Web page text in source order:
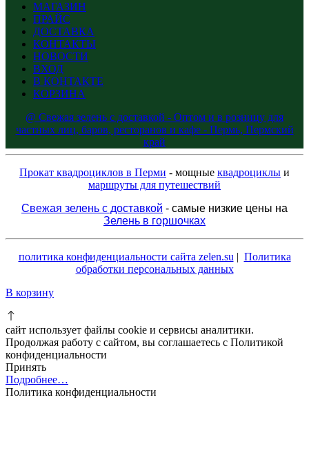
МАГАЗИН
ПРАЙС
ДОСТАВКА
КОНТАКТЫ
НОВОСТИ
ВХОД
В КОНТАКТЕ
КОРЗИНА
@ Свежая зелень с доставкой - Оптом и в розницу для
частных лиц, баров, ресторанов и кафе - Пермь, Пермский
край
Прокат квадроциклов в Перми - мощные квадроциклы и
маршруты для путешествий
Свежая зелень с доставкой - самые низкие цены на
Зелень в горшочках
политика конфиденциальности сайта zelen.su | Политика
обработки персональных данных
В корзину
сайт использует файлы cookie и сервисы аналитики.
Продолжая работу с сайтом, вы соглашаетесь с Политикой
конфиденциальности
Принять
Подробнее…
Политика конфиденциальности